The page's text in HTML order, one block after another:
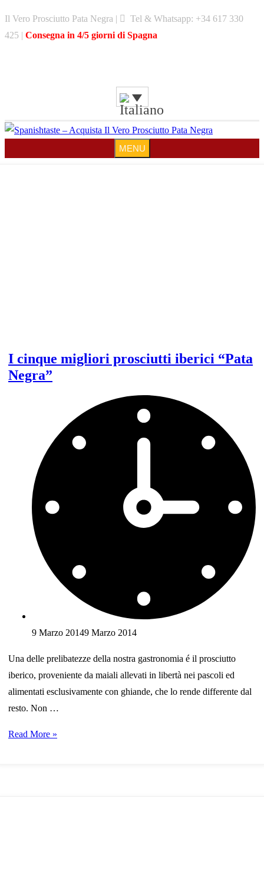
Il Vero Prosciutto Pata Negra |
Tel & Whatsapp: +34 617 330
425 | Consegna in 4/5 giorni di Spagna
MENU
MENU
I cinque migliori prosciutti iberici “Pata
Negra”
9 Marzo 20149 Marzo 2014
Una delle prelibatezze della nostra gastronomia é il prosciutto
iberico, proveniente da maiali allevati in libertà nei pascoli ed
alimentati esclusivamente con ghiande, che lo rende differente dal
resto. Non …
IRead More »